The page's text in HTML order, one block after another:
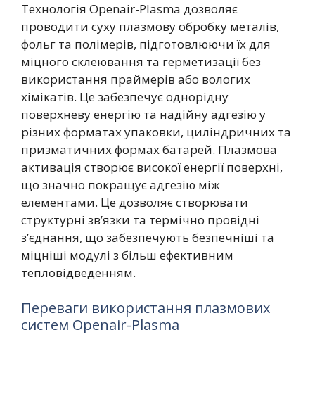
Технологія Openair-Plasma дозволяє
проводити суху плазмову обробку металів,
фольг та полімерів, підготовлюючи їх для
міцного склеювання та герметизації без
використання праймерів або вологих
хімікатів. Це забезпечує однорідну
поверхневу енергію та надійну адгезію у
різних форматах упаковки, циліндричних та
призматичних формах батарей. Плазмова
активація створює високої енергії поверхні,
що значно покращує адгезію між
елементами. Це дозволяє створювати
структурні зв’язки та термічно провідні
з’єднання, що забезпечують безпечніші та
міцніші модулі з більш ефективним
тепловідведенням.
Переваги використання плазмових
систем Openair-Plasma